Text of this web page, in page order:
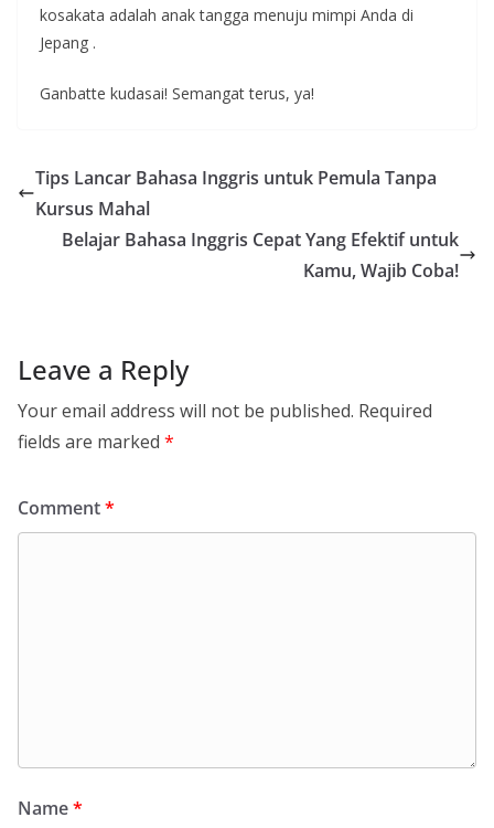
kosakata adalah anak tangga menuju mimpi Anda di
Jepang .
Ganbatte kudasai! Semangat terus, ya!
Tips Lancar Bahasa Inggris untuk Pemula Tanpa
Kursus Mahal
Belajar Bahasa Inggris Cepat Yang Efektif untuk
Kamu, Wajib Coba!
Leave a Reply
Your email address will not be published. Required
fields are marked *
Comment*
Name*